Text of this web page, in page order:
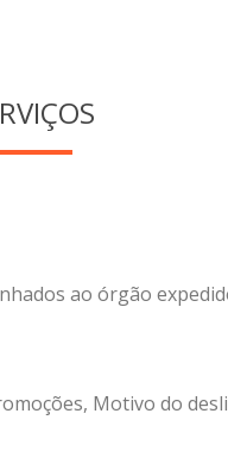
ao órgão
Motivo do